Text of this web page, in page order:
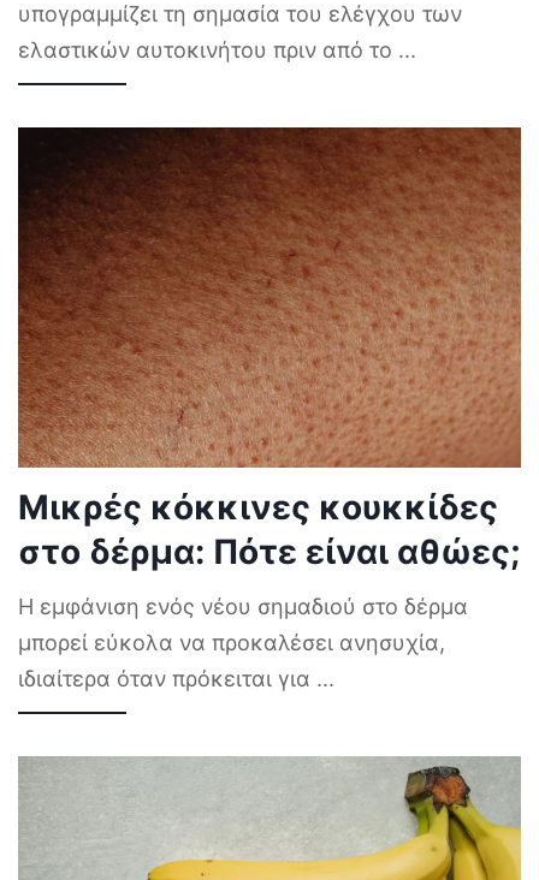
υπογραμμίζει τη σημασία του ελέγχου των
ελαστικών αυτοκινήτου πριν από το ...
Μικρές κόκκινες κουκκίδες
στο δέρμα: Πότε είναι αθώες;
Η εμφάνιση ενός νέου σημαδιού στο δέρμα
μπορεί εύκολα να προκαλέσει ανησυχία,
ιδιαίτερα όταν πρόκειται για ...